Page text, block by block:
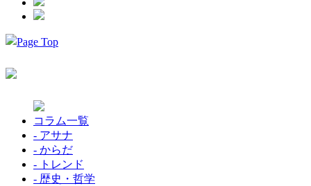
コラム一覧
- アサナ
- からだ
- トレンド
- 歴史・哲学